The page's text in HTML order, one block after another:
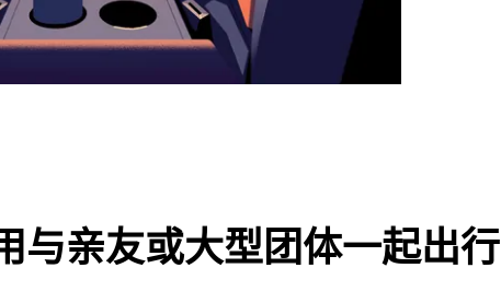
与亲友或大型团体一起出行